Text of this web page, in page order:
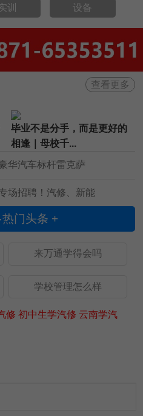
训 设备
查看更多
毕业不是分手，而是更好的
相逢｜母校千...
华汽车标杆雷克萨
场招聘！汽修、新能
门头条 +
来万通学得会吗
学校管理怎么样
修 初中生学汽修 云南学汽